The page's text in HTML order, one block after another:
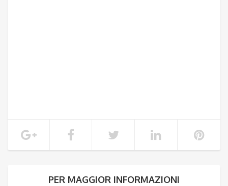
PER MAGGIOR INFORMAZIONI